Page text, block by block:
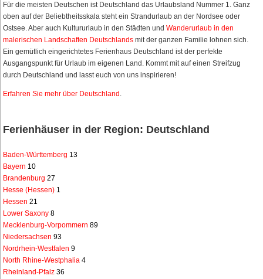
Für die meisten Deutschen ist Deutschland das Urlaubsland Nummer 1. Ganz
oben auf der Beliebtheitsskala steht ein Strandurlaub an der Nordsee oder
Ostsee. Aber auch Kultururlaub in den Städten und Wanderurlaub in den
malerischen Landschaften Deutschlands mit der ganzen Familie lohnen sich.
Ein gemütlich eingerichtetes Ferienhaus Deutschland ist der perfekte
Ausgangspunkt für Urlaub im eigenen Land. Kommt mit auf einen Streifzug
durch Deutschland und lasst euch von uns inspirieren!
Erfahren Sie mehr über Deutschland .
Ferienhäuser in der Region: Deutschland
Baden-Württemberg 13
Bayern 10
Brandenburg 27
Hesse (Hessen) 1
Hessen 21
Lower Saxony 8
Mecklenburg-Vorpommern 89
Niedersachsen 93
Nordrhein-Westfalen 9
North Rhine-Westphalia 4
Rheinland-Pfalz 36